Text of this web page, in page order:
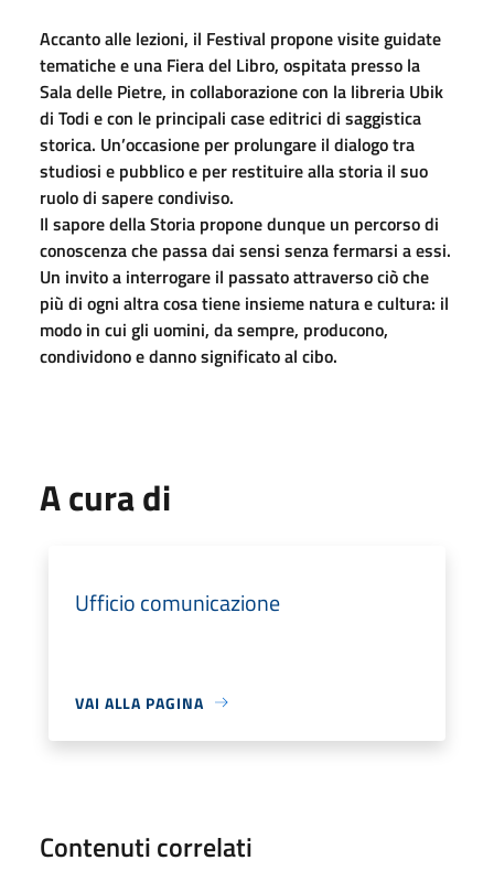
Accanto alle lezioni, il Festival propone visite guidate
tematiche e una Fiera del Libro, ospitata presso la
Sala delle Pietre, in collaborazione con la libreria Ubik
di Todi e con le principali case editrici di saggistica
storica. Un’occasione per prolungare il dialogo tra
studiosi e pubblico e per restituire alla storia il suo
ruolo di sapere condiviso.
Il sapore della Storia propone dunque un percorso di
conoscenza che passa dai sensi senza fermarsi a essi.
Un invito a interrogare il passato attraverso ciò che
più di ogni altra cosa tiene insieme natura e cultura: il
modo in cui gli uomini, da sempre, producono,
condividono e danno significato al cibo.
A cura di
Ufficio comunicazione
VAI ALLA PAGINA
Contenuti correlati